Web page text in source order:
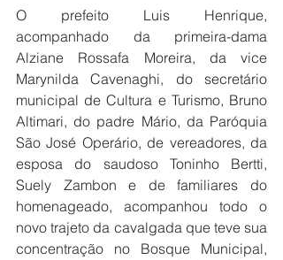
O prefeito Luis Henrique,
acompanhado da primeira-dama
Alziane Rossafa Moreira, da vice
Marynilda Cavenaghi, do secretário
municipal de Cultura e Turismo, Bruno
Altimari, do padre Mário, da Paróquia
São José Operário, de vereadores, da
esposa do saudoso Toninho Bertti,
Suely Zambon e de familiares do
homenageado, acompanhou todo o
novo trajeto da cavalgada que teve sua
concentração no Bosque Municipal,